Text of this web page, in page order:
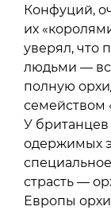
Конфуций,
их
уверял, что
людьми —
полную
семейством
У британцев
одержимых
страсть —
Европы